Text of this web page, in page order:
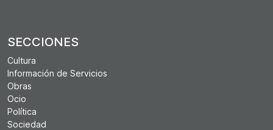
SECCIONES
Cultura
Información de Servicios
Obras
Ocio
Política
Sociedad